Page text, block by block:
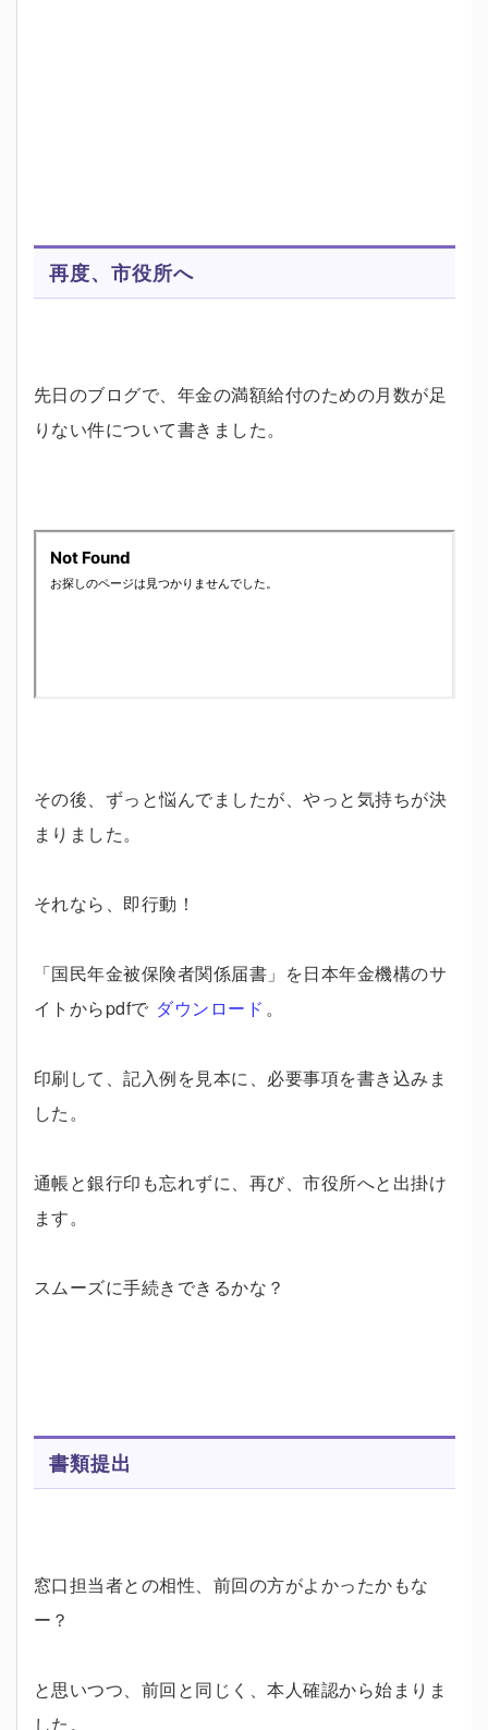
再度、市役所へ
先日のブログで、年金の満額給付のための月数が足
りない件について書きました。
その後、ずっと悩んでましたが、やっと気持ちが決
まりました。
それなら、即行動！
「国民年金被保険者関係届書」を日本年金機構のサ
イトからpdfで ダウンロード 。
印刷して、記入例を見本に、必要事項を書き込みま
した。
通帳と銀行印も忘れずに、再び、市役所へと出掛け
ます。
スムーズに手続きできるかな？
書類提出
窓口担当者との相性、前回の方がよかったかもな
ー？
と思いつつ、前回と同じく、本人確認から始まりま
した。